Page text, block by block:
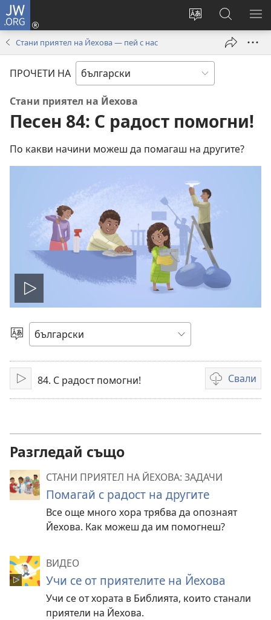
JW.ORG
Смени
сайта
Влез
(отваря
прозорец)
Търсене
в
JW.ORG
Стани приятел на Йехова — пей с нас
ПРОЧЕТИ НА
Стани приятел на Йехова
Песен 84: С радост помогни!
По какви начини можеш да помагаш на другите?
Пусни
видео
Избери
език
Пусни84. С радост помогни! Свали
Опции
за
Разгледай също
СТАНИ ПРИЯТЕЛ НА ЙЕХОВА: ЗАДАЧИ
Помагай с радост на другите
Все още много хора трябва да опознаят
Йехова. Как можеш да им помогнеш?
ВИДЕО
Учи се от приятелите на Йехова
Учи се от хората в Библията, които станали
приятели на Йехова.